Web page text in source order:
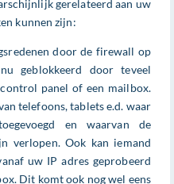
gerelateerd aan uw
kunnen zijn:
door de firewall op
geblokkeerd door teveel
panel of een mailbox.
telefoons, tablets e.d. waar
en waarvan de
verlopen. Ook kan iemand
uw IP adres geprobeerd
Dit komt ook nog wel eens